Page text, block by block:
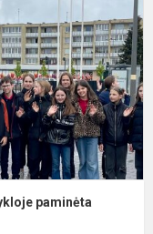
paminėta